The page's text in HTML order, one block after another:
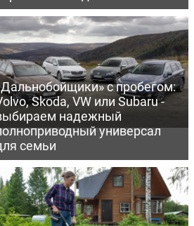
с пробегом:
Skoda, VW или Subaru -
надежный
универсал
семьи